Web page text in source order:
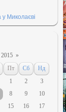
у Миколаєві
»
Пт Сб
Нд
1
2
3
8 9
10
15 16
17